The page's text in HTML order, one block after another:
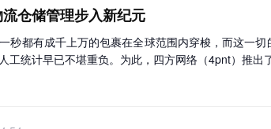
仓储管理步入新纪元
秒都有成千上万的包裹在全球范围内穿梭，而这一
工统计早已不堪重负。为此，四方网络（4pnt）推出